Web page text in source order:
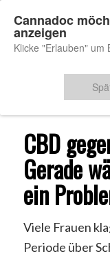
Du bist hier: Startseite
CBD
Gerade
ein
Viele Frauen
Periode über
Cannadoc
anzeigen
Klicke "Erlauben" um